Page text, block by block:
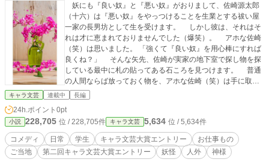
妖にも『良い奴』と『悪い奴』がおりまして、佐崎源太郎
（十六）は『悪い奴』をやっつけることを生業とする祓い屋
一家の長男坊として生を受けます。 しかし彼は、それはそ
れは才に恵まれておりませんでした（爆笑）。 アホな佐崎
（笑）は思いました。 「強くて『良い奴』を用心棒にすれば
良くね？」 そんな矢先、佐崎が実家の地下室で探し物を探
している最中に札の貼ってある石ころを見つけます。 普通
の人間ならば放っておく物を、アホな佐崎（笑）は手に取り
思いました。 ・・・キタコレ。 札を剥がすと石ころはたち
「ちょっと待て。オマエ何勝手に主の名前の後に（笑）とか
付けちゃってくれてんの？しかも、然り気無く主の境遇に
（爆笑）とか付けてんじゃねぇよ ！ あと！俺を差し置いて
紹介を進めるなぁ！！」 おっと、アホな主（笑笑）に見つ
かってしまいました。 ここまでお読みになり、気になった
キャラ文芸 連載中 長編
24h.ポイント 0pt
小説 228,705 位 / 228,705件 キャラ文芸 5,634 位 / 5,634件
コメディ 日常 学生 キャラ文芸大賞エントリー
お仕事もの
ご当地
第二回キャラ文芸大賞エントリー 妖怪 人外 神様